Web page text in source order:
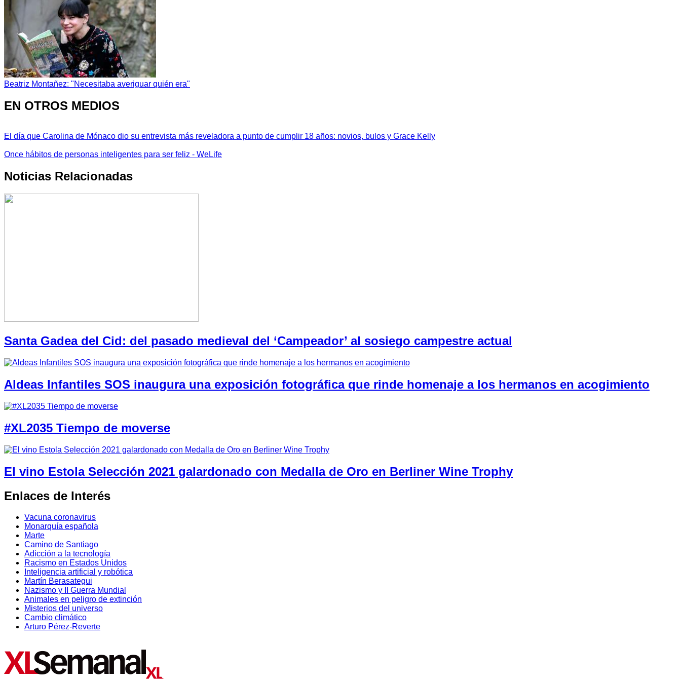
Beatriz Montañez: "Necesitaba averiguar quién era"
EN OTROS MEDIOS
El día que Carolina de Mónaco dio su entrevista más reveladora a punto de cumplir 18 años: novios, bulos y Grace Kelly
Once hábitos de personas inteligentes para ser feliz - WeLife
Noticias Relacionadas
Santa Gadea del Cid: del pasado medieval del ‘Campeador’ al sosiego campestre actual
Aldeas Infantiles SOS inaugura una exposición fotográfica que rinde homenaje a los hermanos en acogimiento
#XL2035 Tiempo de moverse
El vino Estola Selección 2021 galardonado con Medalla de Oro en Berliner Wine Trophy
Enlaces de Interés
Vacuna coronavirus
Monarquía española
Marte
Camino de Santiago
Adicción a la tecnología
Racismo en Estados Unidos
Inteligencia artificial y robótica
Martín Berasategui
Nazismo y II Guerra Mundial
Animales en peligro de extinción
Misterios del universo
Cambio climático
Arturo Pérez-Reverte